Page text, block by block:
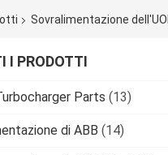
Sovralimentazione
I PRODOTTI
Parts (13)
di ABB (14)